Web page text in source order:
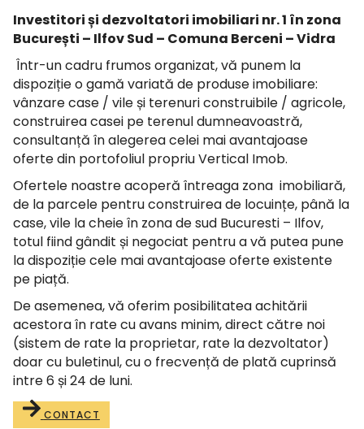
Investitori și dezvoltatori imobiliari nr. 1 în zona
București – Ilfov Sud – Comuna Berceni – Vidra
Într-un cadru frumos organizat, vă punem la
dispoziție o gamă variată de produse imobiliare:
vânzare case / vile și terenuri construibile / agricole,
construirea casei pe terenul dumneavoastră,
consultanță în alegerea celei mai avantajoase
oferte din portofoliul propriu Vertical Imob.
Ofertele noastre acoperă întreaga zona imobiliară,
de la parcele pentru construirea de locuințe, până la
case, vile la cheie în zona de sud Bucuresti – Ilfov,
totul fiind gândit și negociat pentru a vă putea pune
la dispoziție cele mai avantajoase oferte existente
pe piață.
De asemenea, vă oferim posibilitatea achitării
acestora în rate cu avans minim, direct către noi
(sistem de rate la proprietar, rate la dezvoltator)
doar cu buletinul, cu o frecvență de plată cuprinsă
intre 6 și 24 de luni.
CONTACT